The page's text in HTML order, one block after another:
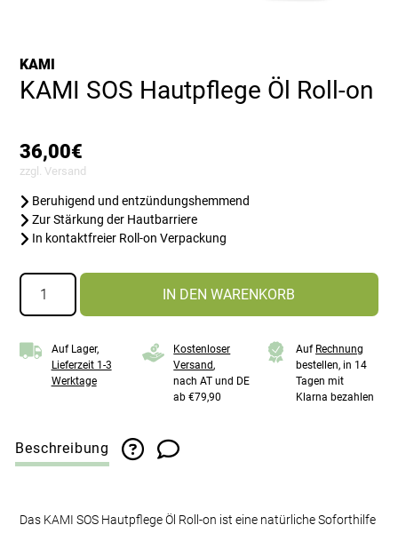
KAMI
KAMI SOS Hautpflege Öl Roll-on
36,00€
zzgl.Versand
Beruhigend und entzündungshemmend
Zur Stärkung der Hautbarriere
In kontaktfreier Roll-on Verpackung
KAMI
SOS
Hautpflege
Roll-
IN DEN WARENKORB
Auf Lager,
Lieferzeit 1-3
Werktage
Kostenloser
Versand,
nach AT und DE
ab €79,90
Auf Rechnung
bestellen, in 14
Tagen mit
Klarna bezahlen
Beschreibung
Das KAMI SOS Hautpflege Öl Roll-on ist eine natürliche Soforthilfe